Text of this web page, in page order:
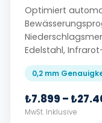
Optimiert
Edelstahl,
0,2 mm
₺7.899 –
MwSt. Inklusive